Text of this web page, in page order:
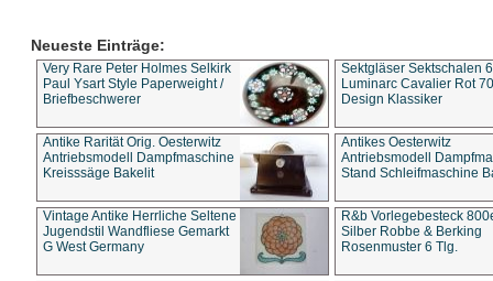
Neueste Einträge:
Very Rare Peter Holmes Selkirk
Paul Ysart Style Paperweight /
Briefbeschwerer
Sektgläser Sektschalen
Luminarc Cavalier Rot
Design Klassiker
Antike Rarität Orig. Oesterwitz
Antriebsmodell Dampfmaschine
Kreisssäge Bakelit
Antikes Oesterwitz
Antriebsmodell
Stand Schleifmaschine
Vintage Antike Herrliche Seltene
Jugendstil Wandfliese Gemarkt
G West Germany
R&b Vorlegebesteck
Silber Robbe & Berking
Rosenmuster 6 Tlg.